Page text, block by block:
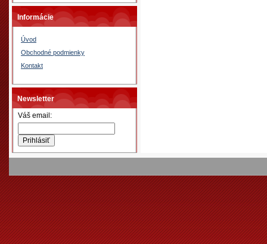
Informácie
Úvod
Obchodné podmienky
Kontakt
Newsletter
Váš email: